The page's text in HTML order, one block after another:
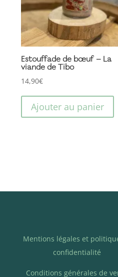
Estouffade de bœuf – La
viande de Tibo
14,90€
Ajouter au panier
Mentions légales et
confidentialité
Conditions générales de